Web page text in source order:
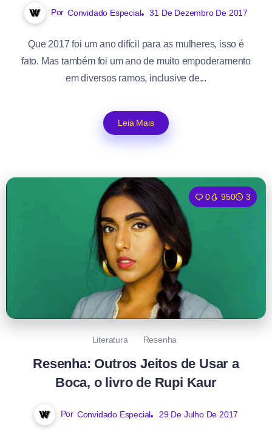
Por Convidado Especial 31 De Dezembro De 2017
Que 2017 foi um ano difícil para as mulheres, isso é
fato. Mas também foi um ano de muito empoderamento
em diversos ramos, inclusive de...
Leia Mais
0 950 3
Literatura Resenha
Resenha: Outros Jeitos de Usar a
Boca, o livro de Rupi Kaur
Por Convidado Especial 29 De Julho De 2017